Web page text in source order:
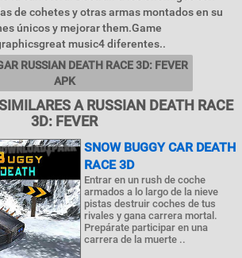
de cohetes y otras armas montados en su
únicos y mejorar them.Game
music4 diferentes..
RUSSIAN DEATH RACE 3D: FEVER
APK
A RUSSIAN DEATH RACE
3D: FEVER
SNOW BUGGY CAR DEATH
RACE 3D
Entrar en un rush de coche
armados a lo largo de la nieve
pistas destruir coches de tus
rivales y gana carrera mortal.
Prepárate participar en una
carrera de la muerte ..